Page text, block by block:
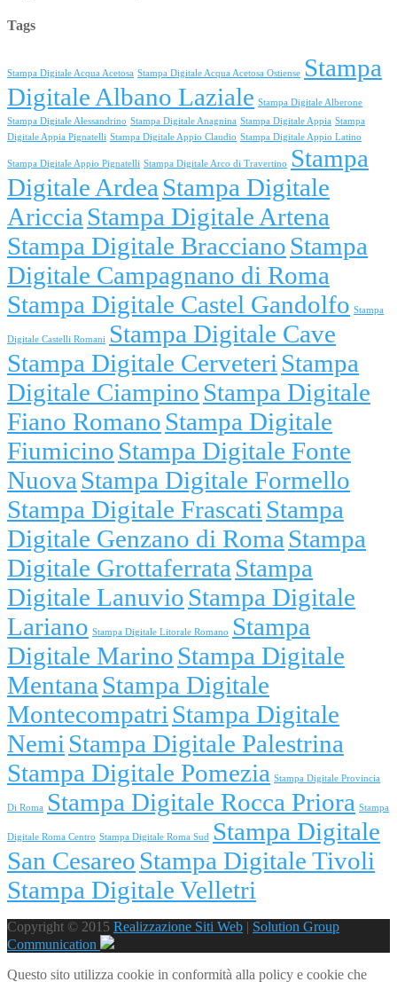
Tags
Stampa Digitale Acqua Acetosa Stampa Digitale Acqua Acetosa Ostiense Stampa
Digitale Albano Laziale Stampa Digitale Alberone
Stampa Digitale Alessandrino Stampa Digitale Anagnina Stampa Digitale Appia Stampa
Digitale Appia Pignatelli Stampa Digitale Appio Claudio Stampa Digitale Appio Latino
Stampa Digitale Appio Pignatelli Stampa Digitale Arco di Travertino
Stampa
Digitale Ardea Stampa Digitale
Ariccia Stampa Digitale Artena
Stampa Digitale Bracciano Stampa
Digitale Campagnano di Roma
Stampa Digitale Castel Gandolfo Stampa
Digitale Castelli Romani
Stampa Digitale Cave
Stampa Digitale Cerveteri Stampa
Digitale Ciampino Stampa Digitale
Fiano Romano Stampa Digitale
Fiumicino Stampa Digitale Fonte
Nuova Stampa Digitale Formello
Stampa Digitale Frascati Stampa
Digitale Genzano di Roma Stampa
Digitale Grottaferrata Stampa
Digitale Lanuvio Stampa Digitale
Lariano Stampa Digitale Litorale Romano
Stampa
Digitale Marino Stampa Digitale
Mentana Stampa Digitale
Montecompatri Stampa Digitale
Nemi Stampa Digitale Palestrina
Stampa Digitale Pomezia Stampa Digitale Provincia
Di Roma Stampa Digitale Rocca Priora Stampa
Digitale Roma Centro Stampa Digitale Roma Sud
Stampa Digitale
San Cesareo Stampa Digitale Tivoli
Stampa Digitale Velletri
Copyright © 2015 Realizzazione Siti Web | Solution Group
Communication
Questo sito utilizza cookie in conformità alla policy e cookie che